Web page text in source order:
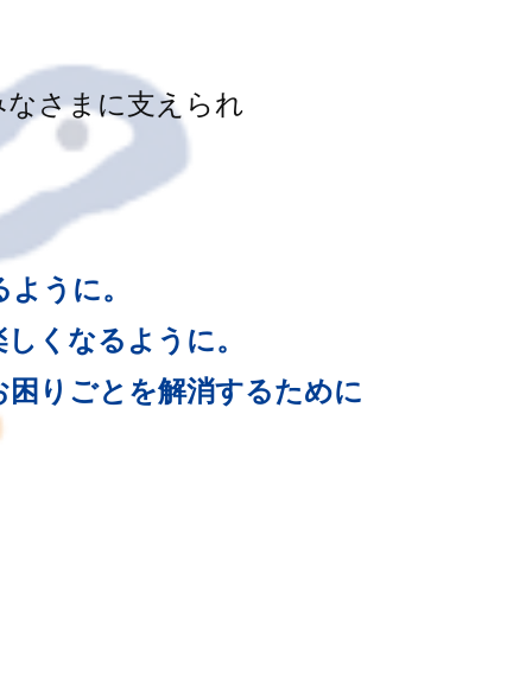
さまに支えられ
うに。
くなるように。
りごとを解消するために